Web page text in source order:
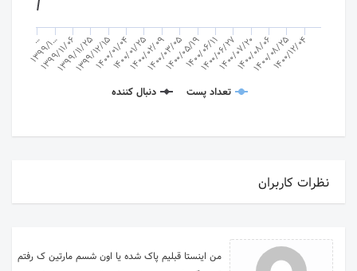
تعداد پست دنبال کننده
…
1399/1…
1399/11/06
1399/11/25
1399/12/15
1400/01/04
1400/01/25
1400/02/09
1400/03/05
1400/05/191400/06/11
1400/06/27
1400/07/20
1400/08/06
1400/08/25
1400/12/04
نظرات کاربران
من اینستا قبلیم پاک شده یا اون شسم مارتین ک رفتم